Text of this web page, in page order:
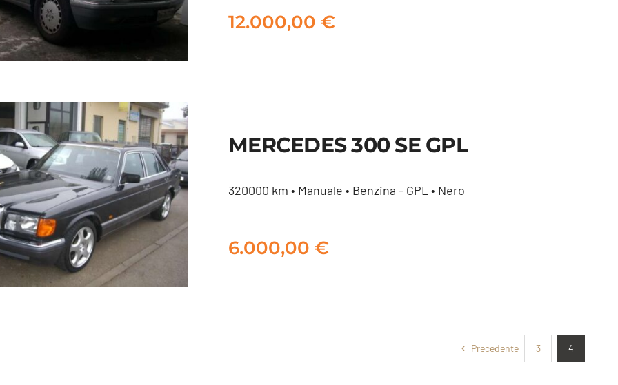
560 SEC
ASI GPL
12.000,00€
MERCEDES 300 SE GPL
320000 km • Manuale • Benzina - GPL • Nero
6.000,00€
Precedente 3 4